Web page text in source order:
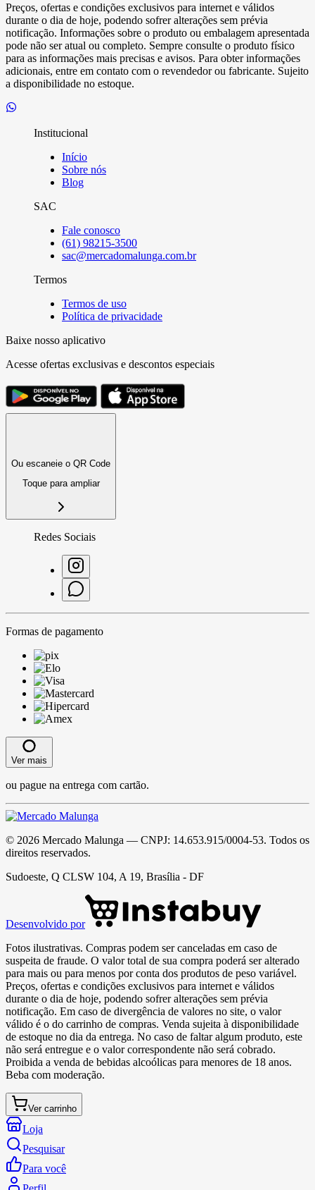
Preços, ofertas e condições exclusivos para internet e válidos
durante o dia de hoje, podendo sofrer alterações sem prévia
notificação. Informações sobre o produto ou embalagem apresentada
pode não ser atual ou completo. Sempre consulte o produto físico
para as informações mais precisas e avisos. Para obter informações
adicionais, entre em contato com o revendedor ou fabricante. Sujeito
a disponibilidade no estoque.
Institucional
Início
Sobre nós
Blog
SAC
Fale conosco
(61) 98215-3500
sac@mercadomalunga.com.br
Termos
Termos de uso
Política de privacidade
Baixe nosso aplicativo
Acesse ofertas exclusivas e descontos especiais
Ou escaneie o QR Code
Toque para ampliar
Redes Sociais
Formas de pagamento
Ver mais
ou pague na entrega com cartão.
© 2026 Mercado Malunga — CNPJ: 14.653.915/0004-53. Todos os
direitos reservados.
Sudoeste, Q CLSW 104, A 19, Brasília - DF
Desenvolvido por
Fotos ilustrativas. Compras podem ser canceladas em caso de
suspeita de fraude. O valor total de sua compra poderá ser alterado
para mais ou para menos por conta dos produtos de peso variável.
Preços, ofertas e condições exclusivos para internet e válidos
durante o dia de hoje, podendo sofrer alterações sem prévia
notificação. Em caso de divergência de valores no site, o valor
válido é o do carrinho de compras. Venda sujeita à disponibilidade
de estoque no dia da entrega. No caso de faltar algum produto, este
não será entregue e o valor correspondente não será cobrado.
Proibida a venda de bebidas alcoólicas para menores de 18 anos.
Beba com moderação.
Ver carrinho
Loja
Pesquisar
Para você